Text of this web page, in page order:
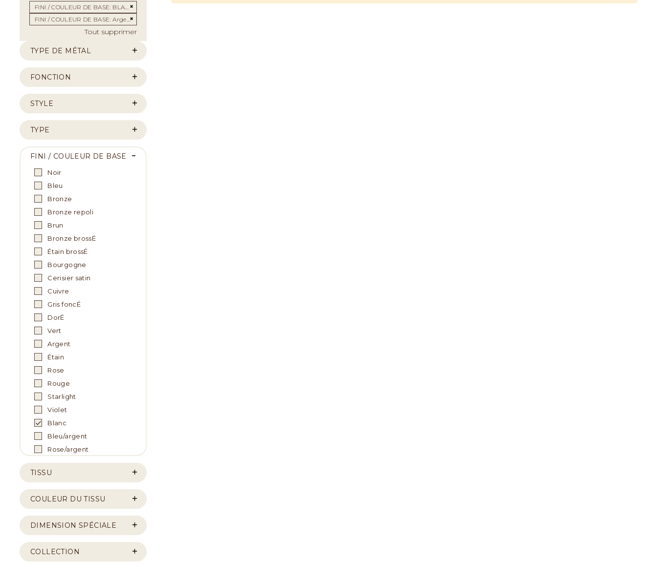
FINI / COULEUR DE BASE BLANC
Supprimer cet Élément
FINI / COULEUR DE BASE Argent satiné
Tout supprimer
TYPE DE MÉTAL
FONCTION
STYLE
TYPE
FINI / COULEUR DE BASE
Noir
Bleu
Bronze
Bronze repoli
Brun
Bronze brossÉ
Étain brossÉ
Bourgogne
Cerisier satin
Cuivre
Gris foncÉ
DorÉ
Vert
Argent
Étain
Rose
Rouge
Starlight
Violet
Blanc
Bleu/argent
Rose/argent
TISSU
COULEUR DU TISSU
DIMENSION SPÉCIALE
COLLECTION